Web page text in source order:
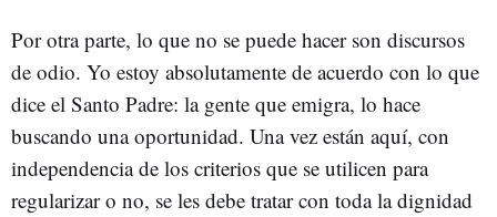
Por otra parte, lo que no se puede hacer son discursos
de odio. Yo estoy absolutamente de acuerdo con lo que
dice el Santo Padre: la gente que emigra, lo hace
buscando una oportunidad. Una vez están aquí, con
independencia de los criterios que se utilicen para
regularizar o no, se les debe tratar con toda la dignidad